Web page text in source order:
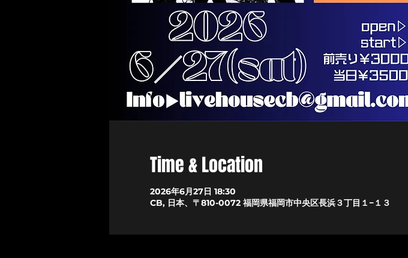
Time & Location
2026年6月27日 18:30
CB, 日本、〒810-0072 福岡県福岡市中央区長浜３丁目１−１３